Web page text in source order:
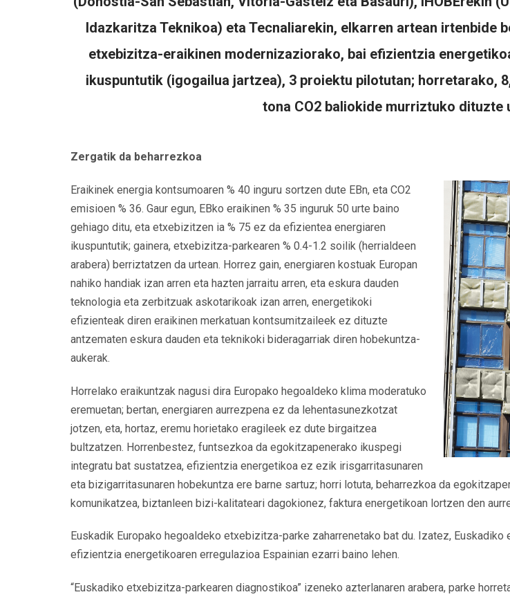
Idazkaritza Teknikoa) eta Tecnaliarekin, elkarren artean irtenbide
etxebizitza-eraikinen modernizaziorako, bai efizientzia
ikuspuntutik (igogailua jartzea), 3 proiektu pilotutan; horretarako,
tona CO2 baliokide murriztuko dituzte
Zergatik da beharrezkoa
Eraikinek energia kontsumoaren % 40 inguru sortzen dute EBn, eta CO2
emisioen % 36. Gaur egun, EBko eraikinen % 35 inguruk 50 urte baino
gehiago ditu, eta etxebizitzen ia % 75 ez da efizientea energiaren
ikuspuntutik; gainera, etxebizitza-parkearen % 0.4-1.2 soilik (herrialdeen
arabera) berriztatzen da urtean. Horrez gain, energiaren kostuak Europan
nahiko handiak izan arren eta hazten jarraitu arren, eta eskura dauden
teknologia eta zerbitzuak askotarikoak izan arren, energetikoki
efizienteak diren eraikinen merkatuan kontsumitzaileek ez dituzte
antzematen eskura dauden eta teknikoki bideragarriak diren hobekuntza-
aukerak.
Horrelako eraikuntzak nagusi dira Europako hegoaldeko klima moderatuko
eremuetan; bertan, energiaren aurrezpena ez da lehentasunezkotzat
jotzen, eta, hortaz, eremu horietako eragileek ez dute birgaitzea
bultzatzen. Horrenbestez, funtsezkoa da egokitzapenerako ikuspegi
integratu bat sustatzea, efizientzia energetikoa ez ezik irisgarritasunaren
eta bizigarritasunaren hobekuntza ere barne sartuz; horri lotuta, beharrezkoa da
komunikatzea, biztanleen bizi-kalitateari dagokionez, faktura energetikoan lortzen den
Euskadik Europako hegoaldeko etxebizitza-parke zaharrenetako bat du. Izatez,
efizientzia energetikoaren erregulazioa Espainian ezarri baino lehen.
“Euskadiko etxebizitza-parkearen diagnostikoa” izeneko azterlanaren arabera, parke